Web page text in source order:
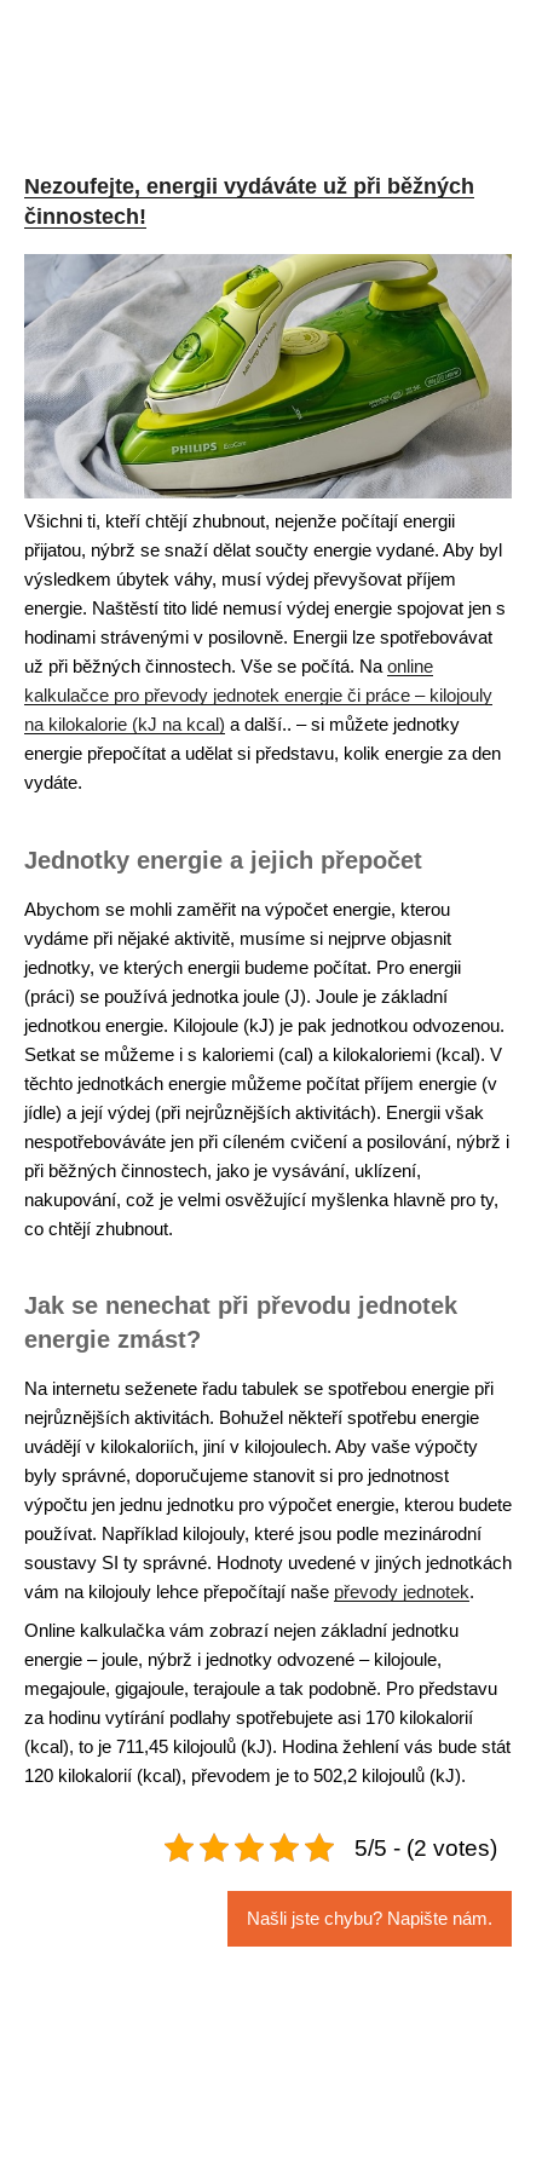
Nezoufejte, energii vydáváte už při běžných
činnostech!
Všichni ti, kteří chtějí zhubnout, nejenže počítají energii
přijatou, nýbrž se snaží dělat součty energie vydané. Aby byl
výsledkem úbytek váhy, musí výdej převyšovat příjem
energie. Naštěstí tito lidé nemusí výdej energie spojovat jen s
hodinami strávenými v posilovně. Energii lze spotřebovávat
už při běžných činnostech. Vše se počítá. Na online
kalkulačce pro převody jednotek energie či práce – kilojouly
na kilokalorie (kJ na kcal) a další.. – si můžete jednotky
energie přepočítat a udělat si představu, kolik energie za den
vydáte.
Jednotky energie a jejich přepočet
Abychom se mohli zaměřit na výpočet energie, kterou
vydáme při nějaké aktivitě, musíme si nejprve objasnit
jednotky, ve kterých energii budeme počítat. Pro energii
(práci) se používá jednotka joule (J). Joule je základní
jednotkou energie. Kilojoule (kJ) je pak jednotkou odvozenou.
Setkat se můžeme i s kaloriemi (cal) a kilokaloriemi (kcal). V
těchto jednotkách energie můžeme počítat příjem energie (v
jídle) a její výdej (při nejrůznějších aktivitách). Energii však
nespotřebováváte jen při cíleném cvičení a posilování, nýbrž i
při běžných činnostech, jako je vysávání, uklízení,
nakupování, což je velmi osvěžující myšlenka hlavně pro ty,
co chtějí zhubnout.
Jak se nenechat při převodu jednotek
energie zmást?
Na internetu seženete řadu tabulek se spotřebou energie při
nejrůznějších aktivitách. Bohužel někteří spotřebu energie
uvádějí v kilokaloriích, jiní v kilojoulech. Aby vaše výpočty
byly správné, doporučujeme stanovit si pro jednotnost
výpočtu jen jednu jednotku pro výpočet energie, kterou budete
používat. Například kilojouly, které jsou podle mezinárodní
soustavy SI ty správné. Hodnoty uvedené v jiných jednotkách
vám na kilojouly lehce přepočítají naše převody jednotek.
Online kalkulačka vám zobrazí nejen základní jednotku
energie – joule, nýbrž i jednotky odvozené – kilojoule,
megajoule, gigajoule, terajoule a tak podobně. Pro představu
za hodinu vytírání podlahy spotřebujete asi 170 kilokalorií
(kcal), to je 711,45 kilojoulů (kJ). Hodina žehlení vás bude stát
120 kilokalorií (kcal), převodem je to 502,2 kilojoulů (kJ).
5/5 - (2 votes)
Našli jste chybu? Napište nám.